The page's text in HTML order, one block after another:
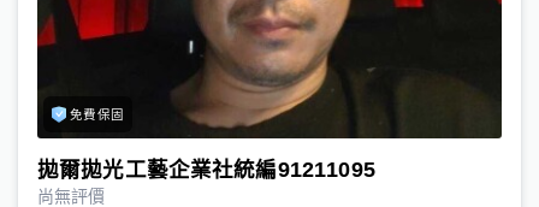
免費保固
拋爾拋光工藝企業社統編91211095
尚無評價